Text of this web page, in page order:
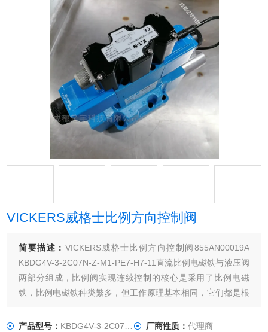
VICKERS威格士比例方向控制阀
简要描述： VICKERS威格士比例方向控制阀855AN00019A
KBDG4V-3-2C07N-Z-M1-PE7-H7-11直流比例电磁铁与液压阀
两部分组成，比例阀实现连续控制的核心是采用了比例电磁
铁，比例电磁铁种类繁多，但工作原理基本相同，它们都是根
产品型号： KBDG4V-3-2C07N-Z-M1-PE7-H 厂商性质： 代理商